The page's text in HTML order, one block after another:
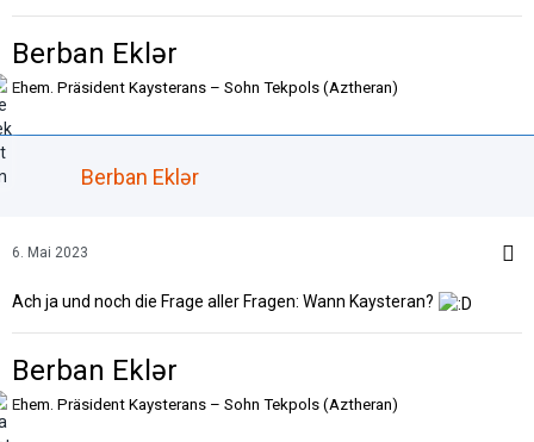
Vesteran_Flagge.zip
Berban Eklər
Ehem. Präsident Kaysterans – Sohn Tekpols (Aztheran)
Berban Eklər
6. Mai 2023
Ach ja und noch die Frage aller Fragen: Wann Kaysteran?
Berban Eklər
Ehem. Präsident Kaysterans – Sohn Tekpols (Aztheran)